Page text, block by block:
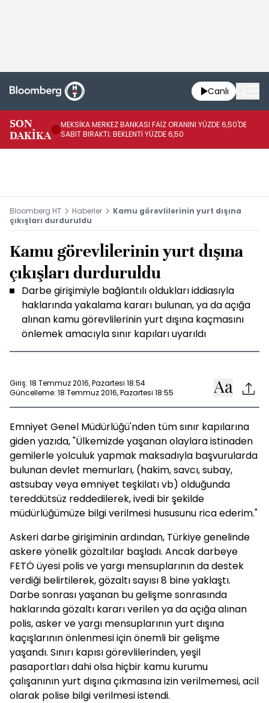
Canlı
SON
DAKİKA
MEKSİKA MERKEZ BANKASI FAİZ ORANINI YÜZDE 6,50'DE
SABİT BIRAKTI; BEKLENTİ YÜZDE 6,50
Bloomberg HT Haberler
Kamu görevlilerinin yurt dışına
çıkışları durduruldu
Kamu görevlilerinin yurt dışına
çıkışları durduruldu
Darbe girişimiyle bağlantılı oldukları iddiasıyla
haklarında yakalama kararı bulunan, ya da açığa
alınan kamu görevlilerinin yurt dışına kaçmasını
önlemek amacıyla sınır kapıları uyarıldı
Giriş: 18 Temmuz 2016, Pazartesi 18:54
Güncelleme: 18 Temmuz 2016, Pazartesi 18:55
Emniyet Genel Müdürlüğü'nden tüm sınır kapılarına
giden yazıda, "Ülkemizde yaşanan olaylara istinaden
gemilerle yolculuk yapmak maksadıyla başvurularda
bulunan devlet memurları, (hakim, savcı, subay,
astsubay veya emniyet teşkilatı vb) olduğunda
tereddütsüz reddedilerek, ivedi bir şekilde
müdürlüğümüze bilgi verilmesi hususunu rica ederim."
Askeri darbe girişiminin ardından, Türkiye genelinde
askere yönelik gözaltılar başladı. Ancak darbeye
FETÖ üyesi polis ve yargı mensuplarının da destek
verdiği belirtilerek, gözaltı sayısı 8 bine yaklaştı.
Darbe sonrası yaşanan bu gelişme sonrasında
haklarında gözaltı kararı verilen ya da açığa alınan
polis, asker ve yargı mensuplarının yurt dışına
kaçışlarının önlenmesi için önemli bir gelişme
yaşandı. Sınırı kapısı görevlilerinden, yeşil
pasaportları dahi olsa hiçbir kamu kurumu
çalışanının yurt dışına çıkmasına izin verilmemesi, acil
olarak polise bilgi verilmesi istendi.